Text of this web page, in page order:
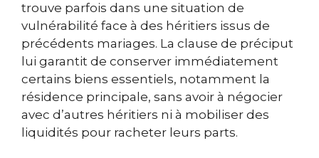
trouve parfois dans une situation de
vulnérabilité face à des héritiers issus de
précédents mariages. La clause de préciput
lui garantit de conserver immédiatement
certains biens essentiels, notamment la
résidence principale, sans avoir à négocier
avec d’autres héritiers ni à mobiliser des
liquidités pour racheter leurs parts.